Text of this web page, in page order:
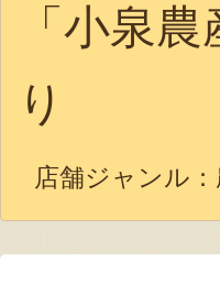
「小泉
り
店舗ジャンル：